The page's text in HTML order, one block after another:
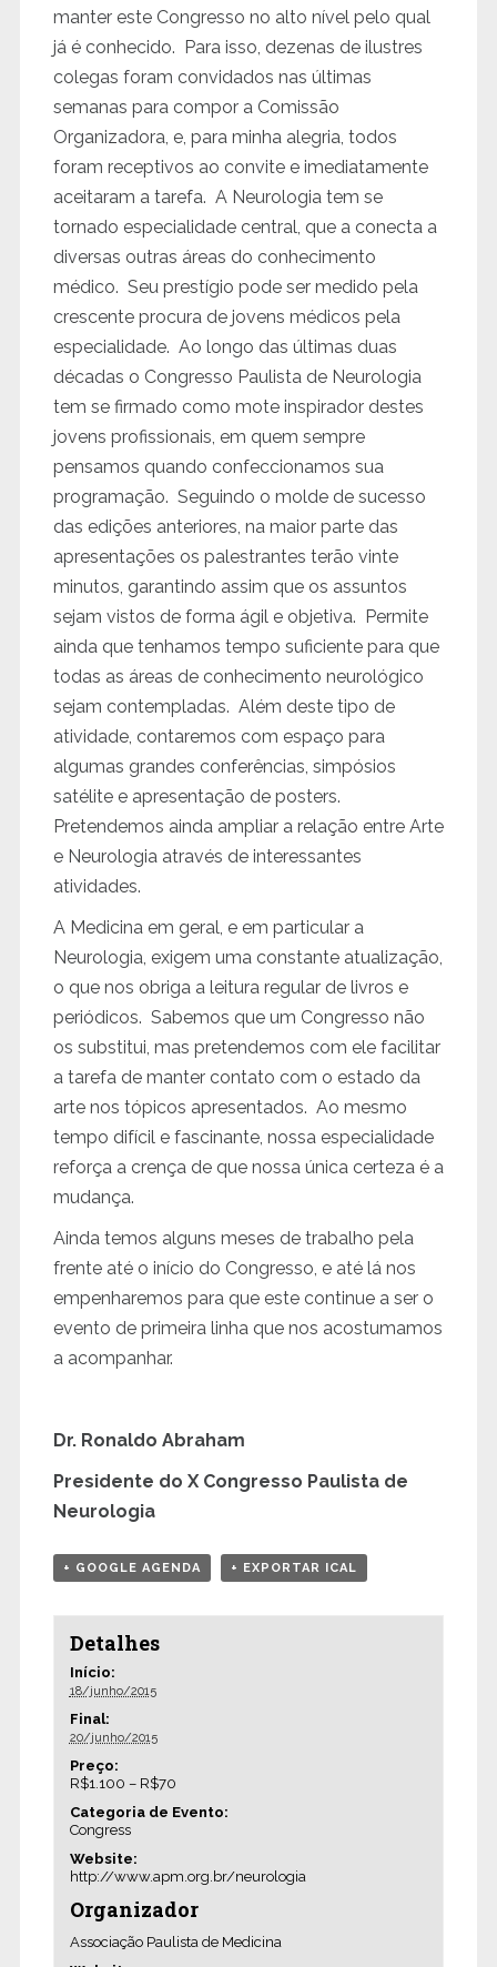
manter este Congresso no alto nível pelo qual
já é conhecido. Para isso, dezenas de ilustres
colegas foram convidados nas últimas
semanas para compor a Comissão
Organizadora, e, para minha alegria, todos
foram receptivos ao convite e imediatamente
aceitaram a tarefa. A Neurologia tem se
tornado especialidade central, que a conecta a
diversas outras áreas do conhecimento
médico. Seu prestígio pode ser medido pela
crescente procura de jovens médicos pela
especialidade. Ao longo das últimas duas
décadas o Congresso Paulista de Neurologia
tem se firmado como mote inspirador destes
jovens profissionais, em quem sempre
pensamos quando confeccionamos sua
programação. Seguindo o molde de sucesso
das edições anteriores, na maior parte das
apresentações os palestrantes terão vinte
minutos, garantindo assim que os assuntos
sejam vistos de forma ágil e objetiva. Permite
ainda que tenhamos tempo suficiente para que
todas as áreas de conhecimento neurológico
sejam contempladas. Além deste tipo de
atividade, contaremos com espaço para
algumas grandes conferências, simpósios
satélite e apresentação de posters.
Pretendemos ainda ampliar a relação entre Arte
e Neurologia através de interessantes
atividades.
A Medicina em geral, e em particular a
Neurologia, exigem uma constante atualização,
o que nos obriga a leitura regular de livros e
periódicos. Sabemos que um Congresso não
os substitui, mas pretendemos com ele facilitar
a tarefa de manter contato com o estado da
arte nos tópicos apresentados. Ao mesmo
tempo difícil e fascinante, nossa especialidade
reforça a crença de que nossa única certeza é a
mudança.
Ainda temos alguns meses de trabalho pela
frente até o início do Congresso, e até lá nos
empenharemos para que este continue a ser o
evento de primeira linha que nos acostumamos
a acompanhar.
Dr. Ronaldo Abraham
Presidente do X Congresso Paulista de
Neurologia
+ GOOGLE AGENDA + EXPORTAR ICAL
Detalhes
Início:
18/junho/2015
Final:
20/junho/2015
Preço:
R$1.100 – R$70
Categoria de Evento:
Congress
Website:
http://www.apm.org.br/neurologia
Organizador
Associação Paulista de Medicina